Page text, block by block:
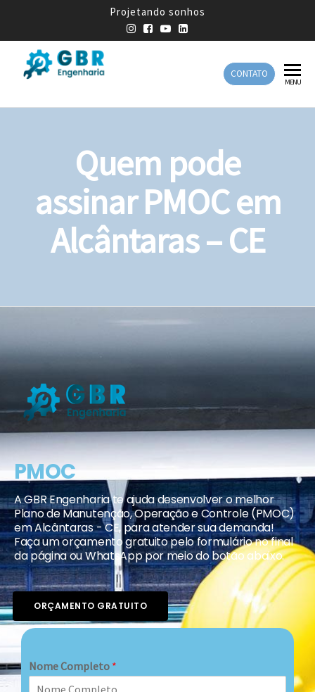
Projetando sonhos
Engenharia
Engenharia
CONTATO
MENU
Quem pode
assinar PMOC em
Alcântaras – CE
PMOC
A GBR Engenharia te ajuda desenvolver o melhor
Plano de Manutenção, Operação e Controle (PMOC)
em Alcântaras - CE, para atender sua demanda!
Faça um orçamento gratuito pelo formulário no final
da página ou WhatsApp por meio do botão abaixo.
ORÇAMENTO GRATUITO
Nome Completo *